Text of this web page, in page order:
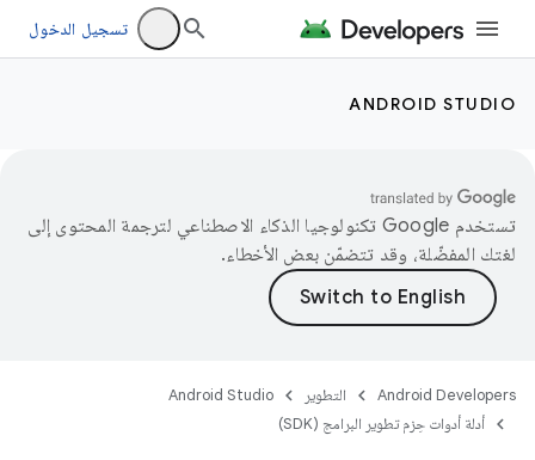
تسجيل الدخول
ANDROID STUDIO
تستخدم Google تكنولوجيا الذكاء الاصطناعي لترجمة المحتوى إلى
لغتك المفضّلة، وقد تتضمّن بعض الأخطاء.
Android Developers التطوير
Android Studio
أدلة أدوات حِزم تطوير البرامج (SDK)